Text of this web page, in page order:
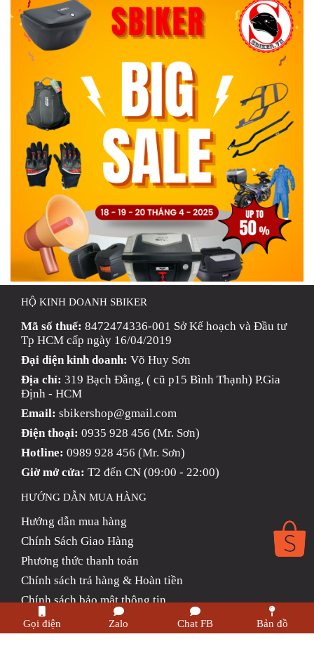
HỘ KINH DOANH SBIKER
Mã số thuế: 8472474336-001 Sở Kế hoạch và Đầu tư
Tp HCM cấp ngày 16/04/2019
Đại diện kinh doanh: Võ Huy Sơn
Địa chỉ: 319 Bạch Đằng, ( cũ p15 Bình Thạnh) P.Gia
Định - HCM
Email: sbikershop@gmail.com
Điện thoại: 0935 928 456 (Mr. Sơn)
Hotline: 0989 928 456 (Mr. Sơn)
Giờ mở cửa: T2 đến CN (09:00 - 22:00)
HƯỚNG DẪN MUA HÀNG
Hướng dẫn mua hàng
Chính Sách Giao Hàng
Phương thức thanh toán
Chính sách trả hàng & Hoàn tiền
Chính sách bảo mật thông tin
Gọi điện Zalo Chat FB Bản đồ